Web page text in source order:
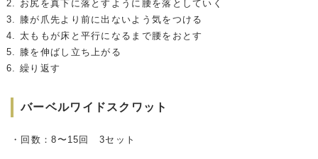
お尻を真下に落とすように腰を落としていく
膝が爪先より前に出ないよう気をつける
太ももが床と平行になるまで腰をおとす
膝を伸ばし立ち上がる
繰り返す
バーベルワイドスクワット
・回数：8〜15回 3セット